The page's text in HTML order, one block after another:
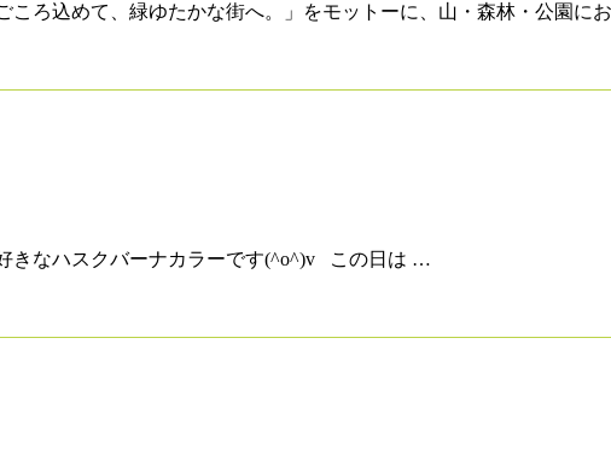
ろ込めて、緑ゆたかな街へ。」をモットーに、山・森林・公園に
きなハスクバーナカラーです(^o^)v この日は …